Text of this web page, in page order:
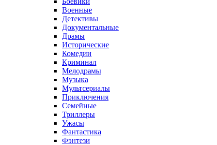
Военные
Детективы
Документальные
Драмы
Исторические
Комедии
Криминал
Мелодрамы
Музыка
Мультсериалы
Приключения
Семейные
Триллеры
Ужасы
Фантастика
Фэнтези